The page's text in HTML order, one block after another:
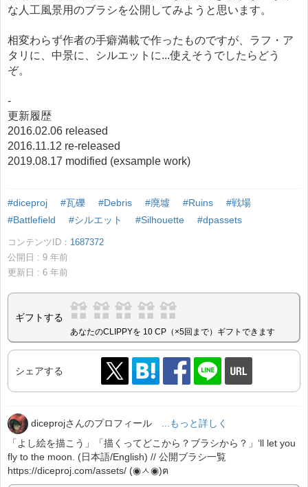
な人工風景用のブラシを公開してみようと思います。
相変わらず作者の手癖満載で作ったものですが、ラフ・ア
タリに、中景に、シルエットに...使えそうでしたらどう
ぞ。
-
更新履歴
2016.02.06 released
2016.11.12 re-released
2019.08.17 modified (exsample work)
#diceproj #瓦礫 #Debris #廃墟 #Ruins
#戦場
#Battlefield
#シルエット #Silhouette #dpassets
コンテンツID： 1687372
公開日 : 9 年前
更新日 : 6 年前
ギフトする
あなたのCLIPPYを 10 CP（×5回まで）ギフトできます
シェアする
diceprojさんのプロフィール
...もっと詳しく
「よし絵を描こう」「描くってどこから？ブラシから？」‘ll let you
fly to the moon. (日本語/English) // 公開ブラシ一覧
https://diceproj.com/assets/ (◉ㅅ◉)ฅ